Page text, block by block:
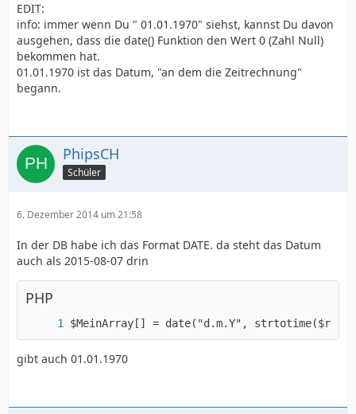
EDIT:
info: immer wenn Du " 01.01.1970" siehst, kannst Du davon
ausgehen, dass die date() Funktion den Wert 0 (Zahl Null)
bekommen hat.
01.01.1970 ist das Datum, "an dem die Zeitrechnung"
begann.
PhipsCH
Schüler
6. Dezember 2014 um 21:58
In der DB habe ich das Format DATE. da steht das Datum
auch als 2015-08-07 drin
PHP
$MeinArray[] = date("d.m.Y",
gibt auch 01.01.1970